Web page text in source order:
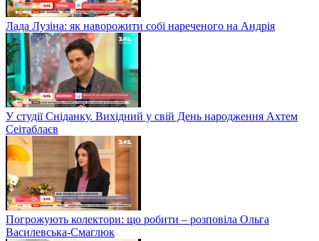
Лада Лузіна: як наворожити собі нареченого на Андрія
У студії Сніданку. Вихідний у свій День народження Ахтем
Сеітаблаєв
Погрожують колектори: що робити – розповіла Ольга
Василевська-Смаглюк